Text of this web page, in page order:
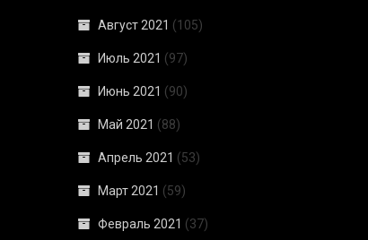
Август 2021 (105)
Июль 2021 (97)
Июнь 2021 (90)
Май 2021 (88)
Апрель 2021 (53)
Март 2021 (59)
Февраль 2021 (37)